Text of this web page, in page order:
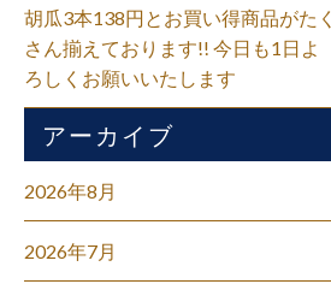
胡瓜3本138円とお買い得商品がたく
さん揃えております!! 今日も1日よ
ろしくお願いいたします
アーカイブ
2026年8月
2026年7月